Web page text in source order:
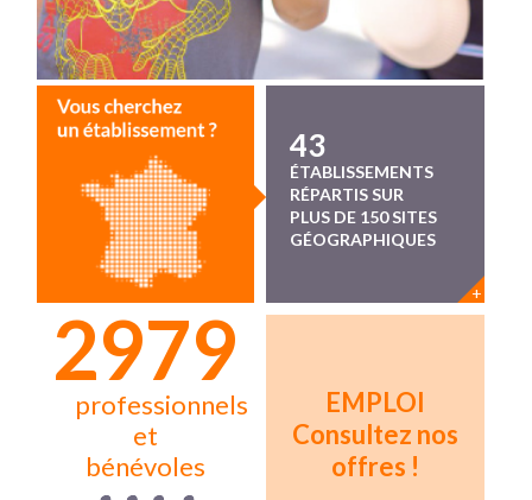
43
ÉTABLISSEMENTS
RÉPARTIS SUR
PLUS DE 150 SITES
GÉOGRAPHIQUES
+
2986
professionnels
et
bénévoles
EMPLOI
Consultez nos
offres !